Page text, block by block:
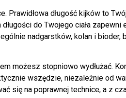
Prawidłowa długość kijków to
do Twojego ciała zapewni
nadgarstków, kolan i bioder,
możesz stopniowo wydłużać.
wszędzie, niezależnie od
się na poprawnej technice, a z